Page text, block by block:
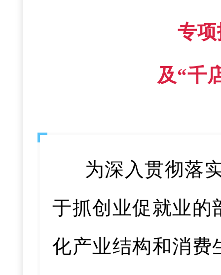
专
及“千
为深入贯彻落
于抓创业促就业的
化产业结构和消费